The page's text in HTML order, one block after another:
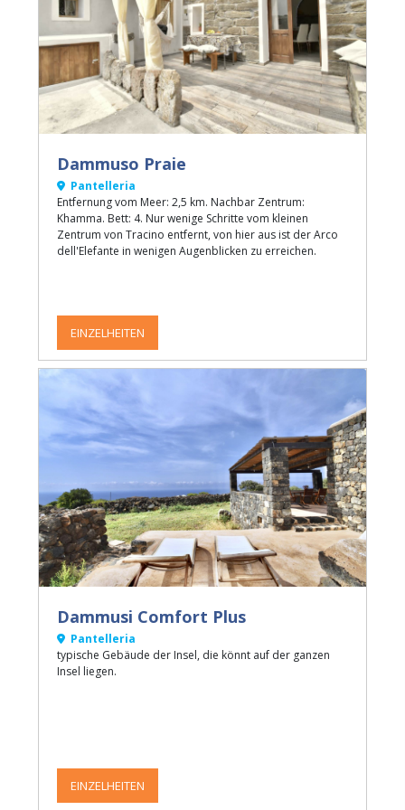
Dammuso Praie
Pantelleria
Entfernung vom Meer: 2,5 km. Nachbar Zentrum:
Khamma. Bett: 4. Nur wenige Schritte vom kleinen
Zentrum von Tracino entfernt, von hier aus ist der Arco
dell'Elefante in wenigen Augenblicken zu erreichen.
EINZELHEITEN
Dammusi Comfort Plus
Pantelleria
typische Gebäude der Insel, die könnt auf der ganzen
Insel liegen.
EINZELHEITEN